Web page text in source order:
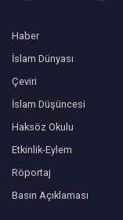
Haber
İslam Dünyası
Çeviri
İslam Düşüncesi
Haksöz Okulu
Etkinlik-Eylem
Röportaj
Basın Açıklaması